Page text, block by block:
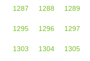
1287 1288 1289
1295 1296 1297
1303 1304 1305